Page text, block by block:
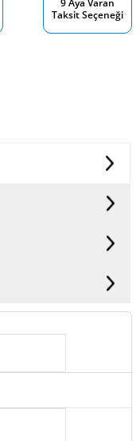
9 Aya Varan
Taksit Seçeneği